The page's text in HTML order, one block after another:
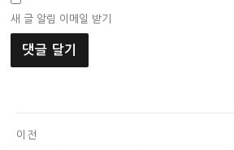
새 글 알림 이메일 받기
글
이전